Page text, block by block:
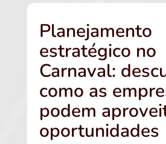
Planejamento
estratégico no
Carnaval:
como as
podem
oportunidades